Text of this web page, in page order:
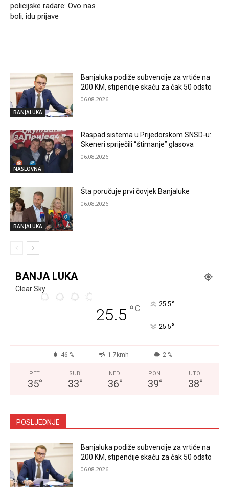
policijske radare: Ovo nas
boli, idu prijave
BANJALUKA
Banjaluka podiže subvencije za vrtiće na
200 KM, stipendije skaču za čak 50 odsto
06.08.2026.
NASLOVNA
Raspad sistema u Prijedorskom SNSD-u:
Skeneri spriječili “štimanje” glasova
06.08.2026.
BANJALUKA
Šta poručuje prvi čovjek Banjaluke
06.08.2026.
BANJA LUKA
Clear Sky
25.5 °C 25.5°
25.5°
46 % 1.7kmh 2 %
PET
35°
SUB
33°
NED
36°
PON
39°
UTO
38°
POSLJEDNJE
Banjaluka podiže subvencije za vrtiće na
200 KM, stipendije skaču za čak 50 odsto
06.08.2026.